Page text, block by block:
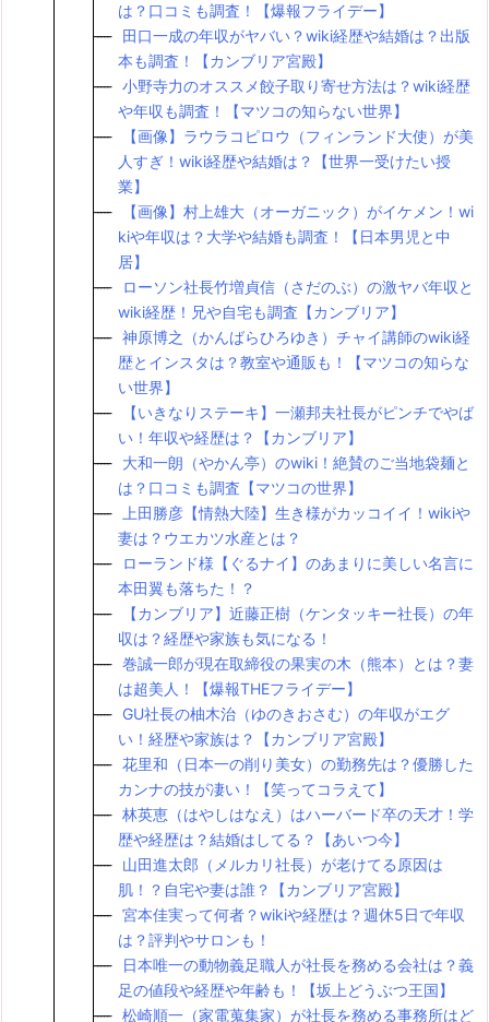
は？口コミも調査！【爆報フライデー】
田口一成の年収がヤバい？wiki経歴や結婚は？出版
本も調査！【カンブリア宮殿】
小野寺力のオススメ餃子取り寄せ方法は？wiki経歴
や年収も調査！【マツコの知らない世界】
【画像】ラウラコピロウ（フィンランド大使）が美
人すぎ！wiki経歴や結婚は？【世界一受けたい授
業】
【画像】村上雄大（オーガニック）がイケメン！wi
kiや年収は？大学や結婚も調査！【日本男児と中
居】
ローソン社長竹増貞信（さだのぶ）の激ヤバ年収と
wiki経歴！兄や自宅も調査【カンブリア】
神原博之（かんばらひろゆき）チャイ講師のwiki経
歴とインスタは？教室や通販も！【マツコの知らな
い世界】
【いきなりステーキ】一瀬邦夫社長がピンチでやば
い！年収や経歴は？【カンブリア】
大和一朗（やかん亭）のwiki！絶賛のご当地袋麺と
は？口コミも調査【マツコの世界】
上田勝彦【情熱大陸】生き様がカッコイイ！wikiや
妻は？ウエカツ水産とは？
ローランド様【ぐるナイ】のあまりに美しい名言に
本田翼も落ちた！？
【カンブリア】近藤正樹（ケンタッキー社長）の年
収は？経歴や家族も気になる！
巻誠一郎が現在取締役の果実の木（熊本）とは？妻
は超美人！【爆報THEフライデー】
GU社長の柚木治（ゆのきおさむ）の年収がエグ
い！経歴や家族は？【カンブリア宮殿】
花里和（日本一の削り美女）の勤務先は？優勝した
カンナの技が凄い！【笑ってコラえて】
林英恵（はやしはなえ）はハーバード卒の天才！学
歴や経歴は？結婚はしてる？【あいつ今】
山田進太郎（メルカリ社長）が老けてる原因は
肌！？自宅や妻は誰？【カンブリア宮殿】
宮本佳実って何者？wikiや経歴は？週休5日で年収
は？評判やサロンも！
日本唯一の動物義足職人が社長を務める会社は？義
足の値段や経歴や年齢も！【坂上どうぶつ王国】
松崎順一（家電蒐集家）が社長を務める事務所はど